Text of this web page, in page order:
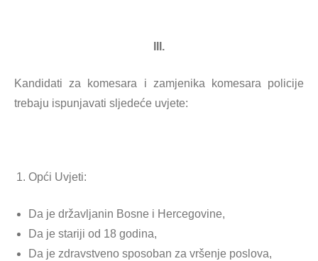
III.
Kandidati za komesara i zamjenika komesara policije
trebaju ispunjavati sljedeće uvjete:
Opći Uvjeti:
Da je državljanin Bosne i Hercegovine,
Da je stariji od 18 godina,
Da je zdravstveno sposoban za vršenje poslova,